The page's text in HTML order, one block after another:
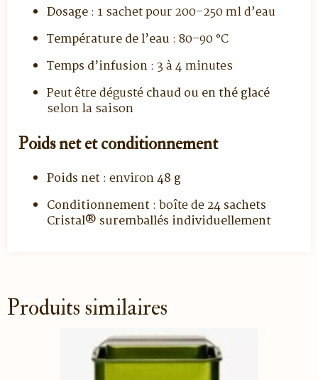
Dosage: 1 sachet pour 200–250 ml d’eau
Température de l’eau : 80–90 °C
Temps d’infusion: 3 à 4 minutes
Peut être dégustéchaud ou en thé glacé
selon la saison
Poids net et conditionnement
Poids net: environ48 g
Conditionnement: boîte de24 sachets
Cristal® suremballés individuellement
Produits similaires